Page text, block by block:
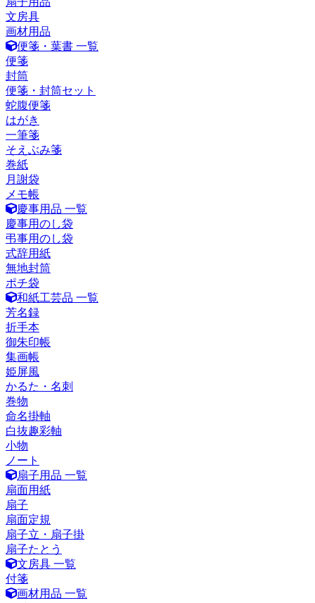
文房具
画材用品
便箋・葉書 一覧
便箋
封筒
便箋・封筒セット
蛇腹便箋
はがき
一筆箋
そえぶみ箋
巻紙
月謝袋
メモ帳
慶事用品 一覧
慶事用のし袋
弔事用のし袋
式辞用紙
無地封筒
ポチ袋
和紙工芸品 一覧
芳名録
折手本
御朱印帳
集画帳
姫屏風
かるた・名刺
巻物
命名掛軸
白抜趣彩軸
小物
ノート
扇子用品 一覧
扇面用紙
扇子
扇面定規
扇子立・扇子掛
扇子たとう
文房具 一覧
付箋
画材用品 一覧